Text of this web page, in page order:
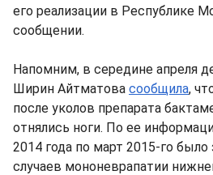
его реализации в Республике
сообщении.
Напомним, в середине апреля
Ширин Айтматова сообщила,
после уколов препарата
отнялись ноги. По ее
2014 года по март 2015-го
случаев мононеврапатии